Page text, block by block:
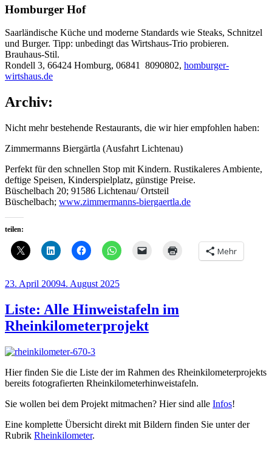
Homburger Hof
Saarländische Küche und moderne Standards wie Steaks, Schnitzel
und Burger. Tipp: unbedingt das Wirtshaus-Trio probieren.
Brauhaus-Stil.
Rondell 3, 66424 Homburg, 06841 8090802, homburger-
wirtshaus.de
Archiv:
Nicht mehr bestehende Restaurants, die wir hier empfohlen haben:
Zimmermanns Biergärtla (Ausfahrt Lichtenau)
Perfekt für den schnellen Stop mit Kindern. Rustikaleres Ambiente,
deftige Speisen, Kinderspielplatz, günstige Preise.
Büschelbach 20; 91586 Lichtenau/ Ortsteil
Büschelbach; www.zimmermanns-biergaertla.de
teilen:
Mehr
Veröffentlicht
23. April 20094. August 2025
Liste: Alle Hinweistafeln im
Rheinkilometerprojekt
Hier finden Sie die Liste der im Rahmen des Rheinkilometerprojekts
bereits fotografierten Rheinkilometerhinweistafeln.
Sie wollen bei dem Projekt mitmachen? Hier sind alle Infos!
Eine komplette Übersicht direkt mit Bildern finden Sie unter der
Rubrik Rheinkilometer.